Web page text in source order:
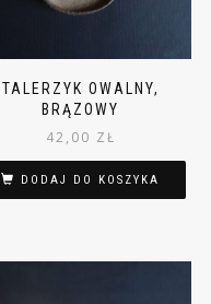
TALERZYK OWALNY,
BRĄZOWY
42,00 ZŁ
DODAJ DO KOSZYKA